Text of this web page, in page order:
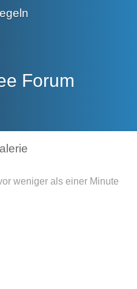
Forum
weniger als einer Minute